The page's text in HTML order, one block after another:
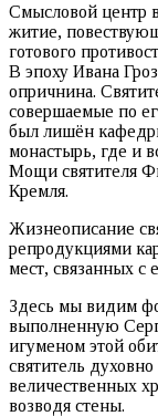
Смысловой центр
житие,
готового
В эпоху Ивана
опричнина.
совершаемые по
был лишён
монастырь, где и
Мощи святителя
Кремля.
Жизнеописание
репродукциями
мест, связанных
Здесь мы видим
выполненную
игуменом этой
святитель
величественных
возводя стены.